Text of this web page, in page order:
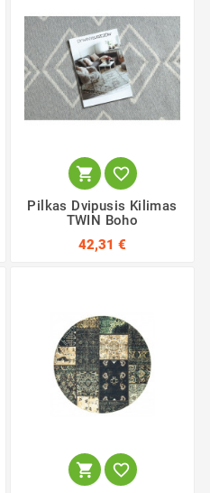
 
Pilkas Dvipusis Kilimas
TWIN Boho
42,31 €
 